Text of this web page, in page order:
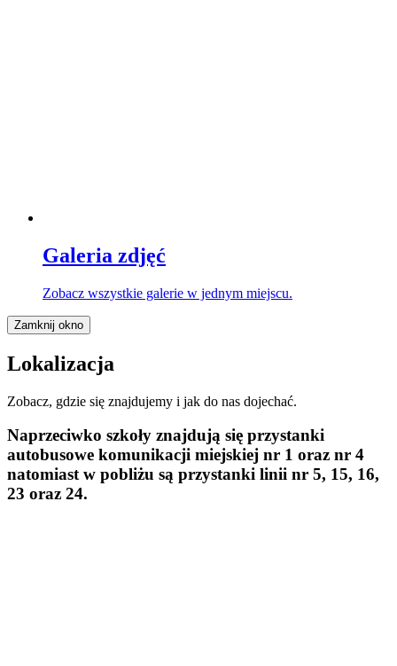
Galeria zdjęć
Zobacz wszystkie galerie w jednym miejscu.
Zamknij okno
Lokalizacja
Zobacz, gdzie się znajdujemy i jak do nas dojechać.
Naprzeciwko szkoły znajdują się przystanki
autobusowe komunikacji miejskiej nr 1 oraz nr 4
natomiast w pobliżu są przystanki linii nr 5, 15, 16,
23 oraz 24.